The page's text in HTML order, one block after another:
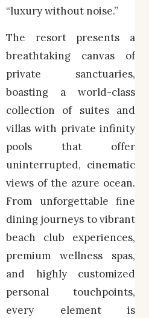
“luxury without noise.”
The resort presents a
breathtaking canvas of
private sanctuaries,
boasting a world-class
collection of suites and
villas with private infinity
pools that offer
uninterrupted, cinematic
views of the azure ocean.
From unforgettable fine
dining journeys to vibrant
beach club experiences,
premium wellness spas,
and highly customized
personal touchpoints,
every element is